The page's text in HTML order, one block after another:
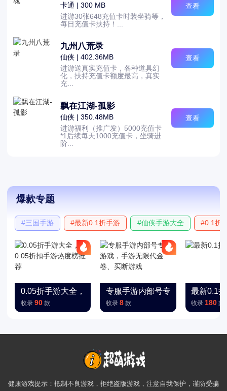
卡通 | 300 MB
进游30张648充值卡时装坐骑等，
每日充值卡扶持！...
查看
九州八荒录
仙侠 | 402.36MB
进游送真实充值卡，各种道具幻
化，扶持充值卡额度最高，真实
充...
查看
飘在江湖-孤影
仙侠 | 350.48MB
进游福利（推广发）5000充值卡
*1后续每天1000充值卡，坐骑进
阶...
查看
爆款专题
#三国手游 #最新0.1折手游 #仙侠手游大全 #0.1折
0.05折手游大全，0.05折扣手游热度榜推荐
收录 90 款
专服手游内部号专服游戏，手游
收录 8 款
最新0.1
收录 180 款
健康游戏提示：抵制不良游戏，拒绝盗版游戏，注意自我保护，谨防受骗